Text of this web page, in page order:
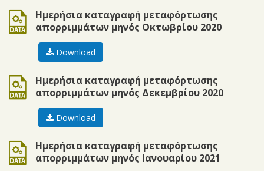
Ημερήσια καταγραφή μεταφόρτωσης
απορριμμάτων μηνός Οκτωβρίου 2020
ods
Download
Ημερήσια καταγραφή μεταφόρτωσης
απορριμμάτων μηνός Δεκεμβρίου 2020
ods
Download
Ημερήσια καταγραφή μεταφόρτωσης
απορριμμάτων μηνός Ιανουαρίου 2021
ods